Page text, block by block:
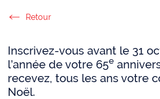
Accueil
Inscrivez-vous avant le 31
l’année de votre 65e
recevez, tous les ans votre
Noël.